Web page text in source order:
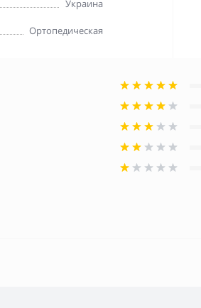
Украина
Ортопедическая